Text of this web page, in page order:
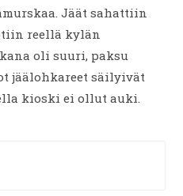
Jäät sahattiin
reellä kylän
oli suuri, paksu
jäälohkareet säilyivät
kioski ei ollut auki.